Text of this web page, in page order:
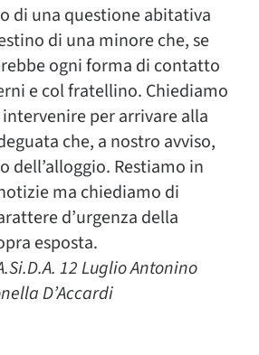
di una questione abitativa
di una minore che, se
ogni forma di contatto
e col fratellino. Chiediamo
intervenire per arrivare alla
che, a nostro avviso,
dell’alloggio. Restiamo in
ma chiediamo di
d’urgenza della
esposta.
12 Luglio Antonino
D’Accardi